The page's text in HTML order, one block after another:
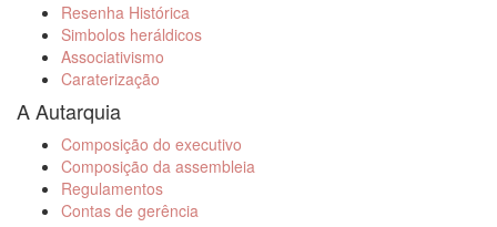
Resenha Histórica
Simbolos heráldicos
Associativismo
Caraterização
A Autarquia
Composição do executivo
Composição da assembleia
Regulamentos
Contas de gerência